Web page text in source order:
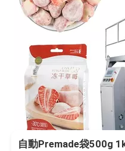
自動Premade袋500g